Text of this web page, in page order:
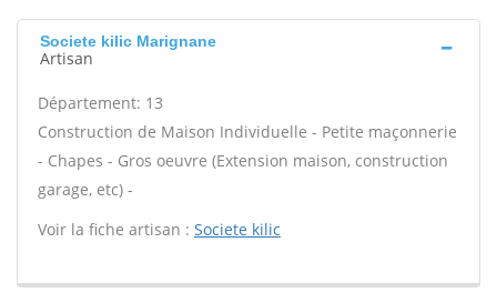
Societe kilic Marignane
Artisan
Département: 13
Construction de Maison Individuelle - Petite maçonnerie
- Chapes - Gros oeuvre (Extension maison, construction
garage, etc) -
Voir la fiche artisan : Societe kilic